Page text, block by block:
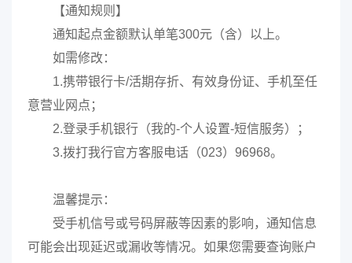
【通知规则】
通知起点金额默认单笔300元（含）以上。
如需修改：
1.携带银行卡/活期存折、有效身份证、手机至任
意营业网点；
2.登录手机银行（我的-个人设置-短信服务）；
3.拨打我行官方客服电话（023）96968。
温馨提示：
受手机信号或号码屏蔽等因素的影响，通知信息
可能会出现延迟或漏收等情况。如果您需要查询账户